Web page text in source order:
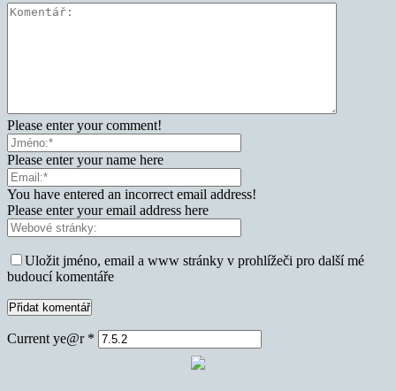
Please enter your comment!
Please enter your name here
You have entered an incorrect email address!
Please enter your email address here
Uložit jméno, email a www stránky v prohlížeči pro další mé
budoucí komentáře
Current ye@r *